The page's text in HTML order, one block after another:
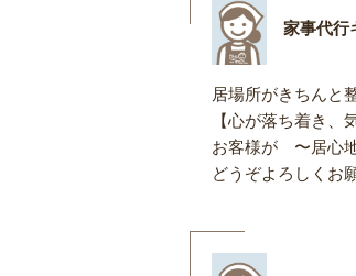
家事代行
居場所がきちんと
【心が落ち着き、
お客様が 〜居心地
どうぞよろしくお